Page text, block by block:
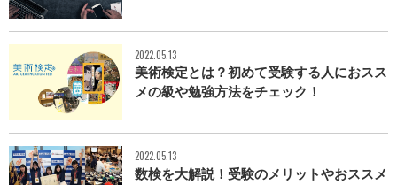
2022.05.13
美術検定とは？初めて受験する人におスス
メの級や勉強方法をチェック！
2022.05.13
数検を大解説！受験のメリットやおススメ